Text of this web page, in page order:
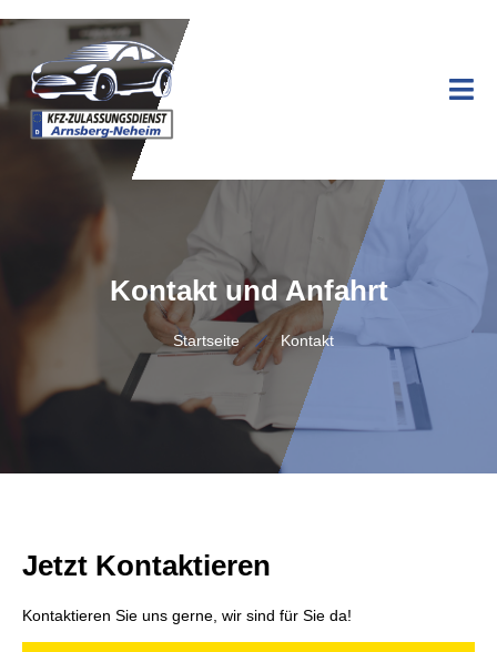
Kontakt und Anfahrt
Startseite Kontakt
Jetzt Kontaktieren
Kontaktieren Sie uns gerne, wir sind für Sie da!